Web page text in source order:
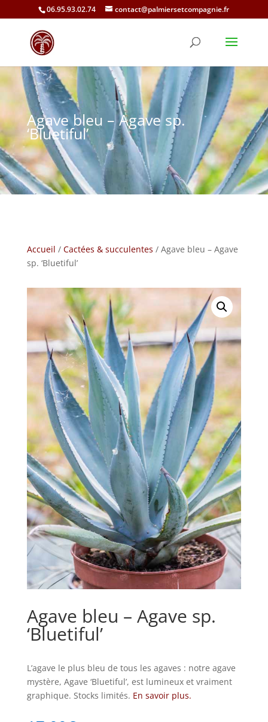
06.95.93.02.74 contact@palmiersetcompagnie.fr
Agave bleu – Agave sp.
‘Bluetiful’
Accueil / Cactées & succulentes / Agave bleu – Agave
sp. ‘Bluetiful’
Agave bleu – Agave sp.
‘Bluetiful’
L’agave le plus bleu de tous les agaves : notre agave
mystère, Agave ‘Bluetiful’, est lumineux et vraiment
graphique. Stocks limités. En savoir plus.